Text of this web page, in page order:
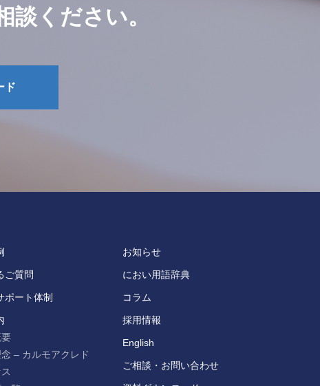
談ください。
ド
ご質問
ポート体制
– カルモアクレド
お知らせ
におい用語辞典
コラム
採用情報
English
ご相談・お問い合わせ